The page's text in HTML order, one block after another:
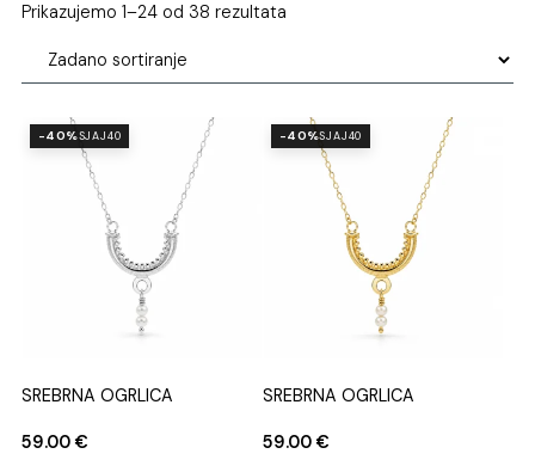
Prikazujemo 1–24 od 38 rezultata
SREBRNA OGRLICA
59.00€
-40%SJAJ40
SREBRNA OGRLICA
59.00€
-40%SJAJ40